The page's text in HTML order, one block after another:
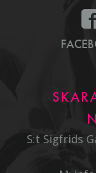
S:t Sigfrids